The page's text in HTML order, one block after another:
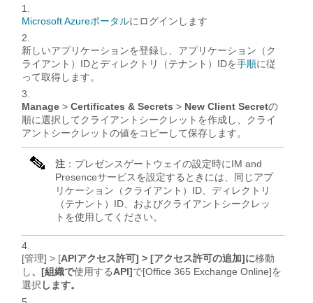
Microsoft Azureポータルにログインします
新しいアプリケーションを登録し、アプリケーション（ク
ライアント）IDとディレクトリ（テナント）IDを手順に従
って取得します。
Manage > Certificates & Secrets > New Client Secretの
順に選択してクライアントシークレットを作成し、クライ
アントシークレットの値をコピーして保存します。
注 ：プレゼンスゲートウェイの設定時にIM and
Presenceサービスを設定するときには、同じアプ
リケーション（クライアント）ID、ディレクトリ
（テナント）ID、およびクライアントシークレッ
トを使用してください。
[管理] > [APIアクセス許可] > [アクセス許可の追加]に移動
し、[組織で使用するAPI]で[Office 365 Exchange Online]を
選択 します。